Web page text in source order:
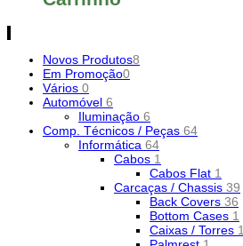
Novos Produtos8
Em Promoção0
Vários 0
Automóvel 6
Iluminação 6
Comp. Técnicos / Peças 64
Informática 64
Cabos 1
Cabos Flat 1
Carcaças / Chassis 39
Back Covers 36
Bottom Cases 1
Caixas / Torres 1